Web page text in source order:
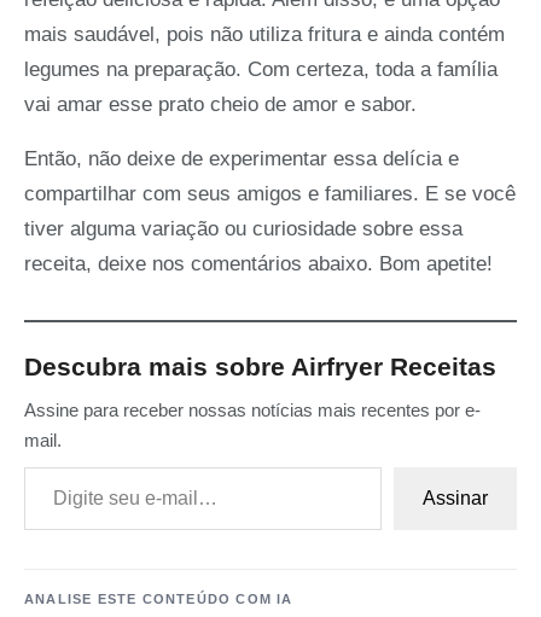
mais saudável, pois não utiliza fritura e ainda contém
legumes na preparação. Com certeza, toda a família
vai amar esse prato cheio de amor e sabor.
Então, não deixe de experimentar essa delícia e
compartilhar com seus amigos e familiares. E se você
tiver alguma variação ou curiosidade sobre essa
receita, deixe nos comentários abaixo. Bom apetite!
Descubra mais sobre Airfryer Receitas
Assine para receber nossas notícias mais recentes por e-
mail.
Digite seu e-mail…
Assinar
ANALISE ESTE CONTEÚDO COM IA